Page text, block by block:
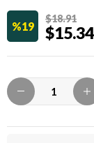
19
$18.91
$15.34